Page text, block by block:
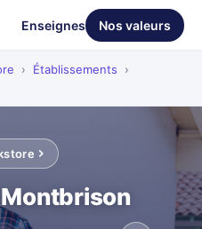
Enseignes Nos valeurs
› Établissements
›